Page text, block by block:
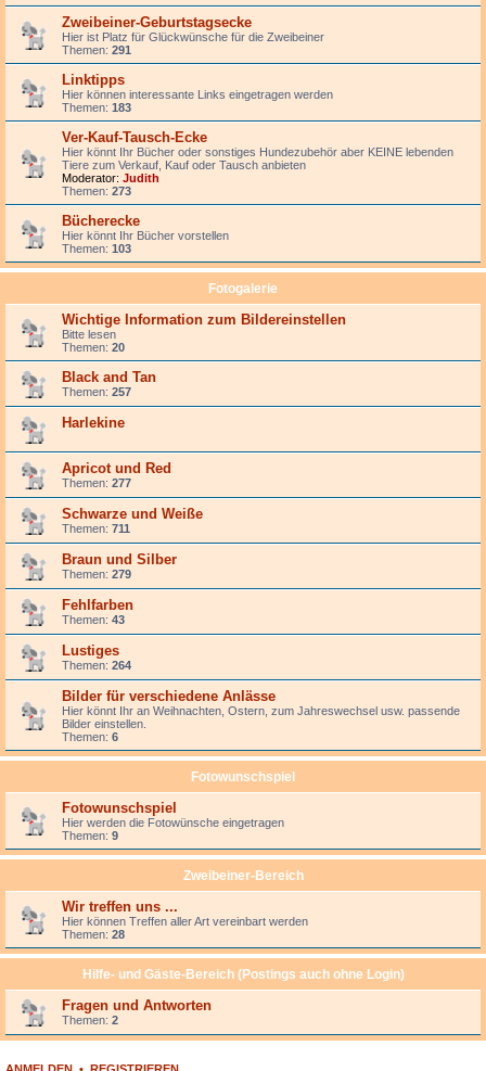
Zweibeiner-Geburtstagsecke
Hier ist Platz für Glückwünsche für die Zweibeiner
Themen: 291
Linktipps
Hier können interessante Links eingetragen werden
Themen: 183
Ver-Kauf-Tausch-Ecke
Hier könnt Ihr Bücher oder sonstiges Hundezubehör aber KEINE lebenden
Tiere zum Verkauf, Kauf oder Tausch anbieten
Moderator: Judith
Themen: 273
Bücherecke
Hier könnt Ihr Bücher vorstellen
Themen: 103
Fotogalerie
Wichtige Information zum Bildereinstellen
Bitte lesen
Themen: 20
Black and Tan
Themen: 257
Harlekine
Apricot und Red
Themen: 277
Schwarze und Weiße
Themen: 711
Braun und Silber
Themen: 279
Fehlfarben
Themen: 43
Lustiges
Themen: 264
Bilder für verschiedene Anlässe
Hier könnt Ihr an Weihnachten, Ostern, zum Jahreswechsel usw. passende
Bilder einstellen.
Themen: 6
Fotowunschspiel
Fotowunschspiel
Hier werden die Fotowünsche eingetragen
Themen: 9
Zweibeiner-Bereich
Wir treffen uns ...
Hier können Treffen aller Art vereinbart werden
Themen: 28
Hilfe- und Gäste-Bereich (Postings auch ohne Login)
Fragen und Antworten
Themen: 2